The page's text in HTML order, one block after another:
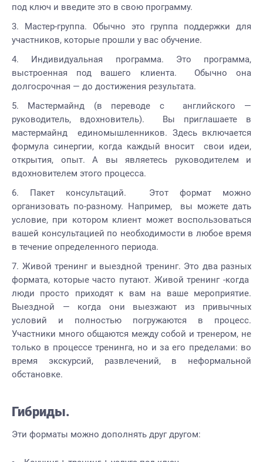
под ключ и введите это в свою программу.
Мастер-группа. Обычно это группа поддержки для
участников, которые прошли у вас обучение.
Индивидуальная программа. Это программа,
выстроенная под вашего клиента. Обычно она
долгосрочная — до достижения результата.
Мастермайнд (в переводе с английского —
руководитель, вдохновитель). Вы приглашаете в
мастермайнд единомышленников. Здесь включается
формула синергии, когда каждый вносит свои идеи,
открытия, опыт. А вы являетесь руководителем и
вдохновителем этого процесса.
Пакет консультаций. Этот формат можно
организовать по-разному. Например, вы можете дать
условие, при котором клиент может воспользоваться
вашей консультацией по необходимости в любое время
в течение определенного периода.
Живой тренинг и выездной тренинг. Это два разных
формата, которые часто путают. Живой тренинг -когда
люди просто приходят к вам на ваше мероприятие.
Выездной — когда они выезжают из привычных
условий и полностью погружаются в процесс.
Участники много общаются между собой и тренером, не
только в процессе тренинга, но и за его пределами: во
время экскурсий, развлечений, в неформальной
обстановке.
Гибриды.
Эти форматы можно дополнять друг другом: